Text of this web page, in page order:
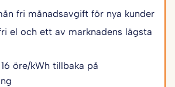
fri månadsavgift för nya kunder
el och ett av marknadens lägsta
öre/kWh tillbaka på